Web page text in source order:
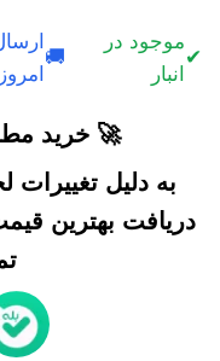
✔
موجود در
انبار
🚚
امروز
🚀 خرید
به دلیل
دریافت بهترین